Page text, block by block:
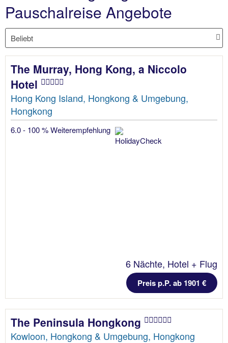
Pauschalreise Angebote
The Murray, Hong Kong, a Niccolo
Hotel
Hong Kong Island, Hongkong & Umgebung,
Hongkong
6.0 - 100 % Weiterempfehlung
6 Nächte, Hotel + Flug
Preis p.P. ab 1901 €
The Peninsula Hongkong
Kowloon, Hongkong & Umgebung, Hongkong